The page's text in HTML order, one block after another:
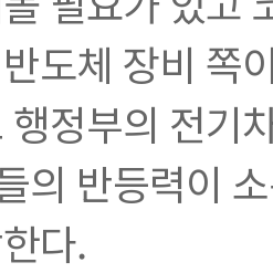
도체 장비 쪽
행정부의 전기
의 반등력이
다.